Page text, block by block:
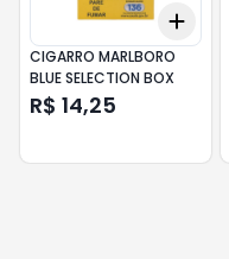
Add
CIGARRO MARLBORO
BLUE SELECTION BOX
R$ 14,25